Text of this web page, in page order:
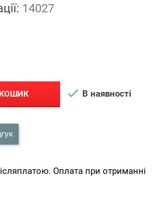
14027
 В наявності
Оплата при отриманні